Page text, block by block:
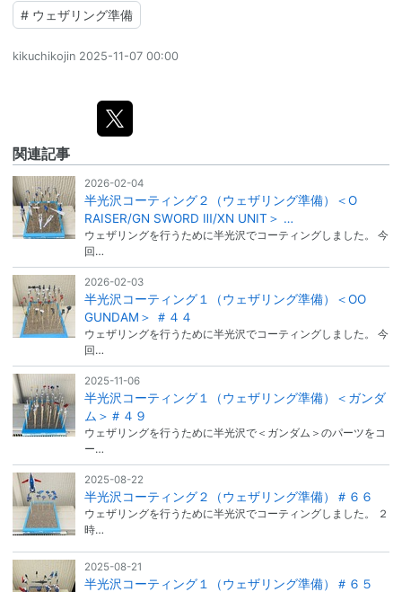
# ウェザリング準備
kikuchikojin 2025-11-07 00:00
関連記事
2026-02-04
半光沢コーティング２（ウェザリング準備）＜O
RAISER/GN SWORD Ⅲ/XN UNIT＞ …
ウェザリングを行うために半光沢でコーティングしました。 今
回…
2026-02-03
半光沢コーティング１（ウェザリング準備）＜OO
GUNDAM＞ ＃４４
ウェザリングを行うために半光沢でコーティングしました。 今
回…
2025-11-06
半光沢コーティング１（ウェザリング準備）＜ガンダ
ム＞＃４９
ウェザリングを行うために半光沢で＜ガンダム＞のパーツをコ
ー…
2025-08-22
半光沢コーティング２（ウェザリング準備）＃６６
ウェザリングを行うために半光沢でコーティングしました。 ２
時…
2025-08-21
半光沢コーティング１（ウェザリング準備）＃６５